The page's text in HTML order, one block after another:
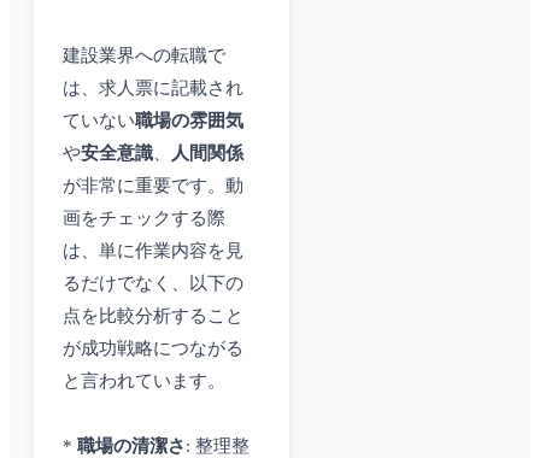
建設業界への転職で
は、求人票に記載され
ていない職場の雰囲気
や安全意識
人間関係
が非常に重要です。動
画をチェックする際
は、単に作業内容を見
るだけでなく、以下の
点を比較分析すること
が成功戦略につながる
と言われています。
* 職場の清潔さ: 整理整